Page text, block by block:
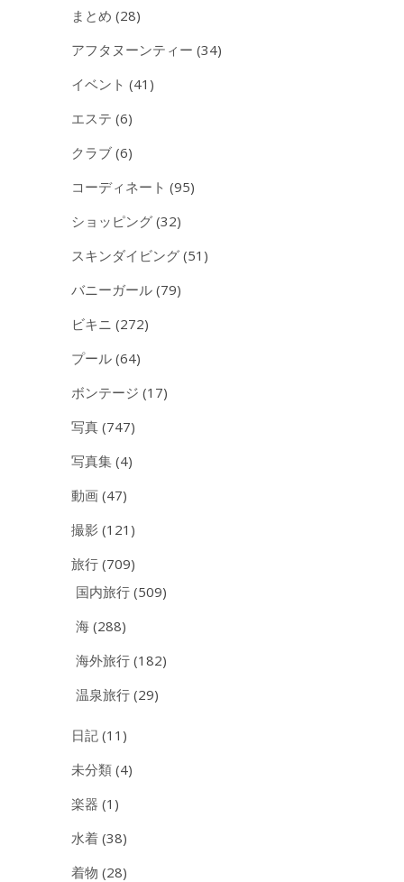
まとめ (28)
アフタヌーンティー (34)
イベント (41)
エステ (6)
クラブ (6)
コーディネート (95)
ショッピング (32)
スキンダイビング (51)
バニーガール (79)
ビキニ (272)
プール (64)
ボンテージ (17)
写真 (747)
写真集 (4)
動画 (47)
撮影 (121)
旅行 (709)
国内旅行 (509)
海 (288)
海外旅行 (182)
温泉旅行 (29)
日記 (11)
未分類 (4)
楽器 (1)
水着 (38)
着物 (28)